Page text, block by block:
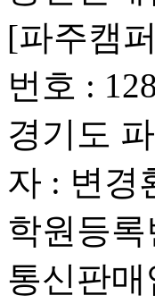
[파주캠
번호 :
경기도
자 : 변경
학원등
통신판매